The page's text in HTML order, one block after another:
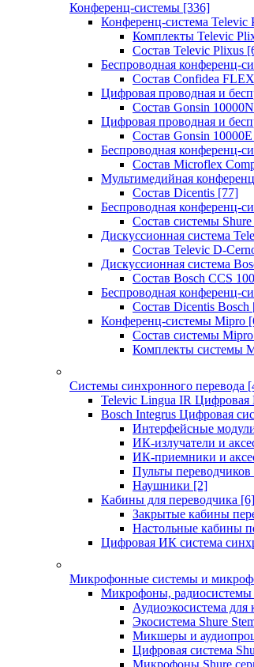
Конференц-системы [336]
Конференц-система Televic
Комплекты Televic
Состав Televic Plixus
Беспроводная конференц-
Состав Confidea
Цифровая проводная и
Состав Gonsin 10000N
Цифровая проводная и
Состав Gonsin 10000E
Беспроводная конференц-
Состав Microflex
Мультимедийная
Состав Dicentis [77]
Беспроводная конференц-
Состав системы
Дискуссионная система
Состав Televic D-
Дискуссионная система
Состав Bosch CCS
Беспроводная конференц-
Состав Dicentis Bosch
Конференц-системы Mipro
Состав системы Mipro
Комплекты системы
Системы синхронного перевода
Televic Lingua IR Цифровая
Bosch Integrus Цифровая
Интерфейсные
ИК-излучатели и
ИК-приемники и
Пульты переводчиков
Наушники [2]
Кабины для переводчика [6]
Закрытые кабины
Настольные кабины
Цифровая ИК система
Микрофонные системы и
Микрофоны, радиосистемы
Аудиоэкосистема
Экосистема Shure
Микшеры и
Цифровая система
Микрофоны Shure